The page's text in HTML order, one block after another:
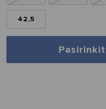
42,5